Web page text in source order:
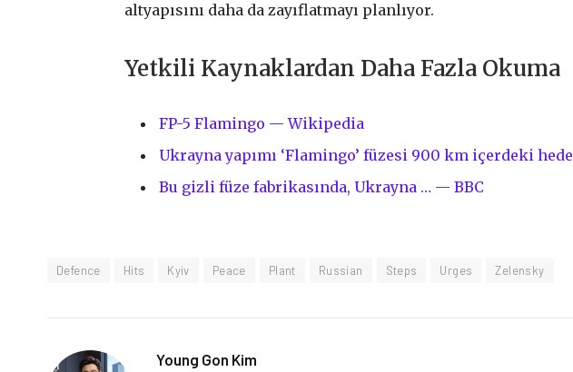
altyapısını daha da zayıflatmayı planlıyor.
Yetkili Kaynaklardan Daha Fazla Okuma
FP-5 Flamingo — Wikipedia
Ukrayna yapımı ‘Flamingo’ füzesi 900 km içerdeki
Bu gizli füze fabrikasında, Ukrayna … — BBC
Defence Hits Kyiv Peace Plant Russian Steps Urges Zelensky
Young Gon Kim